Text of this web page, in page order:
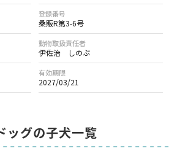
登録番号
桑販R第3-6号
動物取扱責任者
伊佐治 しのぶ
有効期限
2027/03/21
ッグの子犬一覧